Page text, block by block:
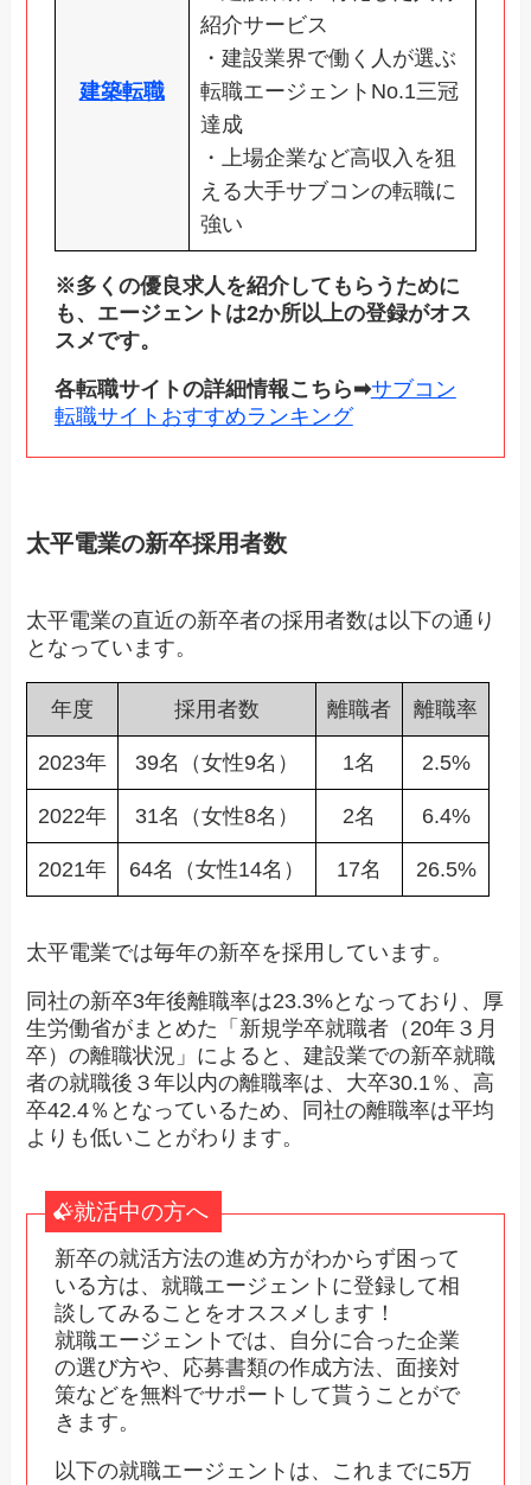
建築転職
紹介サービス
・建設業界で働く人が選ぶ
転職エージェントNo.1三冠
達成
・上場企業など高収入を狙
える大手サブコンの転職に
強い
※多くの優良求人を紹介してもらうために
も、エージェントは2か所以上の登録がオス
スメです。
各転職サイトの詳細情報こちら➡サブコン
転職サイトおすすめランキング
太平電業の新卒採用者数
太平電業の直近の新卒者の採用者数は以下の通り
となっています。
年度 採用者数 離職者 離職率
2023年 39名（女性9名） 1名 2.5%
2022年 31名（女性8名） 2名 6.4%
2021年 64名（女性14名） 17名 26.5%
太平電業では毎年の新卒を採用しています。
同社の新卒3年後離職率は23.3%となっており、厚
生労働省がまとめた「新規学卒就職者（20年３月
卒）の離職状況」によると、建設業での新卒就職
者の就職後３年以内の離職率は、大卒30.1％、高
卒42.4％となっているため、同社の離職率は平均
よりも低いことがわります。
就活中の方へ
新卒の就活方法の進め方がわからず困って
いる方は、就職エージェントに登録して相
談してみることをオススメします！
就職エージェントでは、自分に合った企業
の選び方や、応募書類の作成方法、面接対
策などを無料でサポートして貰うことがで
きます。
以下の就職エージェントは、これまでに5万